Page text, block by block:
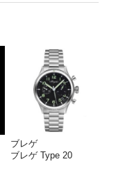
ブレゲ
ブレゲ Type 20